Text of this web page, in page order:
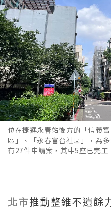
位在捷運永春站後方的「信義
區」、「永春富台社區」，為
有27件申請案，其中5座已完
北市推動整維不遺餘